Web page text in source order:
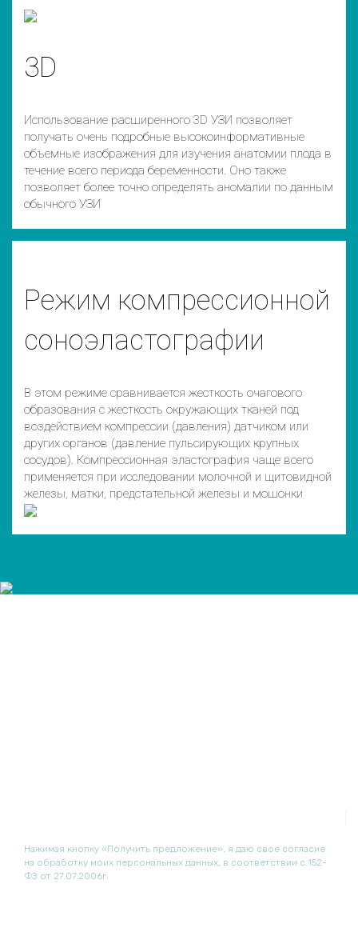
3D
Использование расширенного 3D УЗИ позволяет
получать очень подробные высокоинформативные
объемные изображения для изучения анатомии плода в
течение всего периода беременности. Оно также
позволяет более точно определять аномалии по данным
обычного УЗИ
Режим компрессионной
соноэластографии
В этом режиме сравнивается жесткость очагового
образования с жесткость окружающих тканей под
воздействием компрессии (давления) датчиком или
других органов (давление пульсирующих крупных
сосудов). Компрессионная эластография чаще всего
применяется при исследовании молочной и щитовидной
железы, матки, предстательной железы и мошонки
Нажимая кнопку «Получить предложение», я даю свое согласие
на обработку моих персональных данных, в соответствии с 152-
ФЗ от 27.07.2006г.